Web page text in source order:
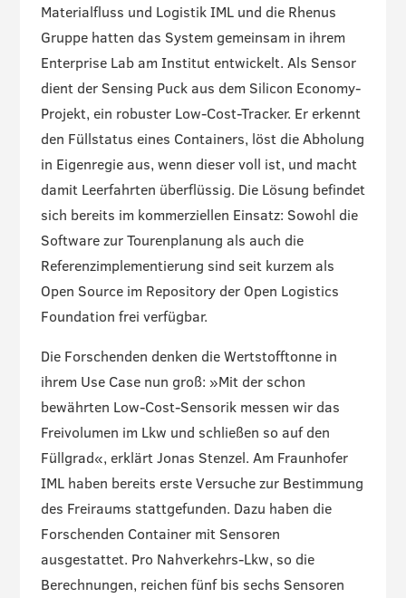
Materialfluss und Logistik IML und die Rhenus
Gruppe hatten das System gemeinsam in ihrem
Enterprise Lab am Institut entwickelt. Als Sensor
dient der Sensing Puck aus dem Silicon Economy-
Projekt, ein robuster Low-Cost-Tracker. Er erkennt
den Füllstatus eines Containers, löst die Abholung
in Eigenregie aus, wenn dieser voll ist, und macht
damit Leerfahrten überflüssig. Die Lösung befindet
sich bereits im kommerziellen Einsatz: Sowohl die
Software zur Tourenplanung als auch die
Referenzimplementierung sind seit kurzem als
Open Source im Repository der Open Logistics
Foundation frei verfügbar.
Die Forschenden denken die Wertstofftonne in
ihrem Use Case nun groß: »Mit der schon
bewährten Low-Cost-Sensorik messen wir das
Freivolumen im Lkw und schließen so auf den
Füllgrad«, erklärt Jonas Stenzel. Am Fraunhofer
IML haben bereits erste Versuche zur Bestimmung
des Freiraums stattgefunden. Dazu haben die
Forschenden Container mit Sensoren
ausgestattet. Pro Nahverkehrs-Lkw, so die
Berechnungen, reichen fünf bis sechs Sensoren